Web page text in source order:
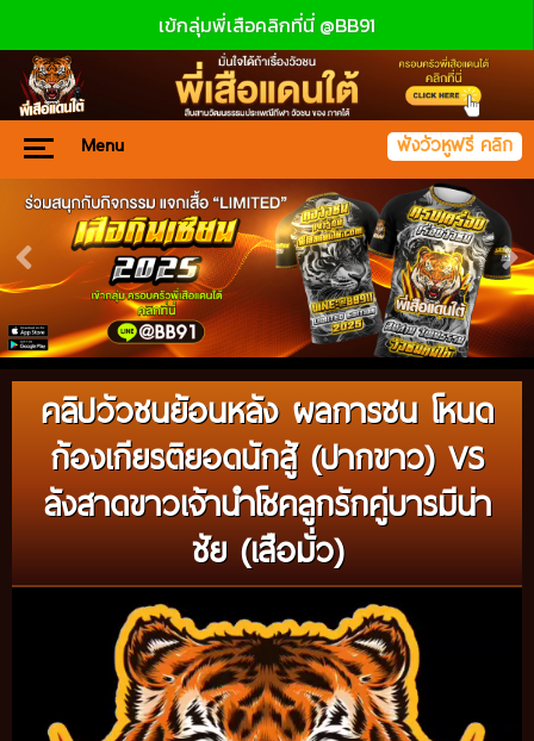
เข้กลุ่มพี่เสือคลิกที่นี่ @BB91
Menu ฟังวัวหูฟรี คลิก
คลิปวัวชนย้อนหลัง ผลการชน โหนด
ก้องเกียรติยอดนักสู้ (ปากขาว) VS
ลังสาดขาวเจ้านำโชคลูกรักคู่บารมีน่า
ชัย (เสือมั่ว)